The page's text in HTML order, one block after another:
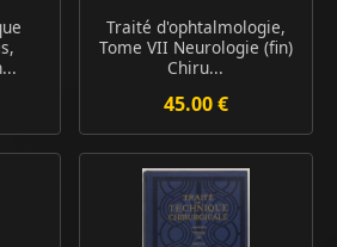
Traité d'ophtalmologie,
Tome VII Neurologie (fin)
Chiru...
45.00 €